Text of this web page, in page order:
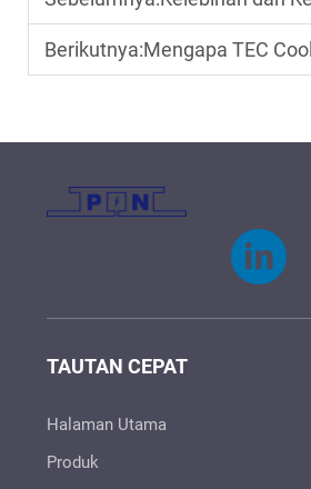
Berikutnya:Mengapa TEC Coolers Ideal untuk
TAUTAN CEPAT
Halaman Utama
Produk